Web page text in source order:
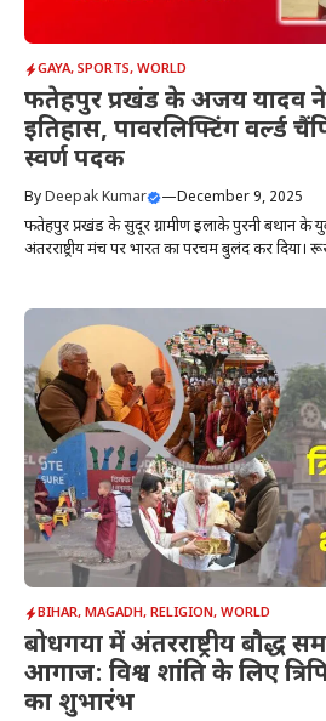
GAYA, SPORTS, WORLD
फतेहपुर प्रखंड के अजय यादव
इतिहास, पावरलिफ्टिंग वर्ल्ड
स्वर्ण पदक
ByDeepak Kumar —December 9, 2025
फतेहपुर प्रखंड के सुदूर ग्रामीण इलाके पुरनी बथान के
अंतरराष्ट्रीय मंच पर भारत का परचम बुलंद कर दिया।
BIHAR, MAGADH, RELIGION, WORLD
बोधगया में अंतरराष्ट्रीय बौद्ध
आगाज: विश्व शांति के लिए
का शुभारंभ